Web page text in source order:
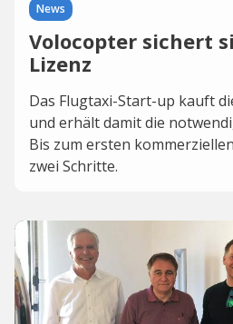
News
Volocopter sichert
Lizenz
Das Flugtaxi-Start-up kauft
und erhält damit die
Bis zum ersten
zwei Schritte.